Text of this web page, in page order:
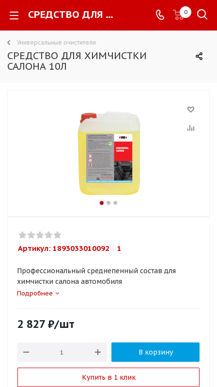
СРЕДСТВО ДЛЯ ХИМЧИСТКИ САЛОНА 10Л - 0
Универсальные очистители
СРЕДСТВО ДЛЯ ХИМЧИСТКИ
САЛОНА 10Л
Артикул: 1893033010092    1
Профессиональный среднепенный состав для
химчистки салона автомобиля
Подробнее
2 827 ₽/шт
В корзину
Купить в 1 клик